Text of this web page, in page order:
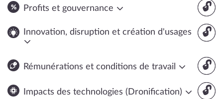
🔓
Profits et gouvernance
🔓
Innovation, disruption et création d'usages
🔓
Rémunérations et conditions de travail
🔓
Impacts des technologies (Dronification)